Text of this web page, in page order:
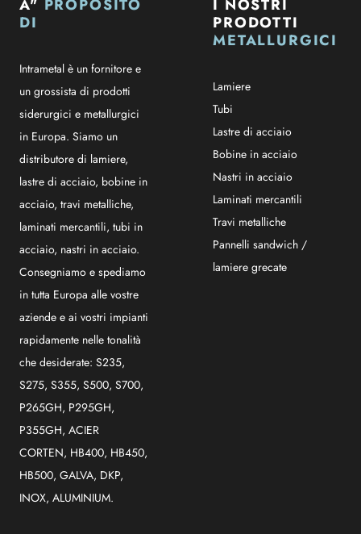
A" PROPOSITO
DI
Intrametal è un fornitore e
un grossista di prodotti
siderurgici e metallurgici
in Europa. Siamo un
distributore di lamiere,
lastre di acciaio, bobine in
acciaio, travi metalliche,
laminati mercantili, tubi in
acciaio, nastri in acciaio.
Consegniamo e spediamo
in tutta Europa alle vostre
aziende e ai vostri impianti
rapidamente nelle tonalità
che desiderate: S235,
S275, S355, S500, S700,
P265GH, P295GH,
P355GH, ACIER
CORTEN, HB400, HB450,
HB500, GALVA, DKP,
INOX, ALUMINIUM.
I NOSTRI
PRODOTTI
METALLURGICI
Lamiere
Tubi
Lastre di acciaio
Bobine in acciaio
Nastri in acciaio
Laminati mercantili
Travi metalliche
Pannelli sandwich /
lamiere grecate